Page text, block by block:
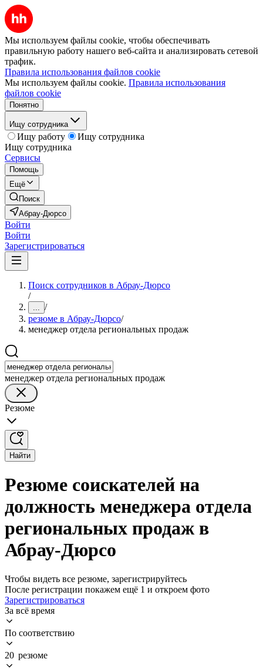
Мы используем файлы cookie, чтобы обеспечивать
правильную работу нашего веб-сайта и анализировать сетевой
трафик.
Правила использования файлов cookie
Мы используем файлы cookie. Правила использования
файлов cookie
Понятно
Ищу сотрудника
Ищу работу
Ищу сотрудника
Ищу сотрудника
Сервисы
Помощь
Ещё
Поиск
Абрау-Дюрсо
Войти
Войти
Зарегистрироваться
Поиск сотрудников в Абрау-Дюрсо
/
... /
резюме в Абрау-Дюрсо/
менеджер отдела региональных продаж
менеджер отдела региональных продаж
Резюме
Найти
Резюме соискателей на
должность менеджера отдела
региональных продаж в
Абрау-Дюрсо
Чтобы видеть все резюме, зарегистрируйтесь
После регистрации покажем ещё 1 и откроем фото
Зарегистрироваться
За всё время
По соответствию
20 резюме